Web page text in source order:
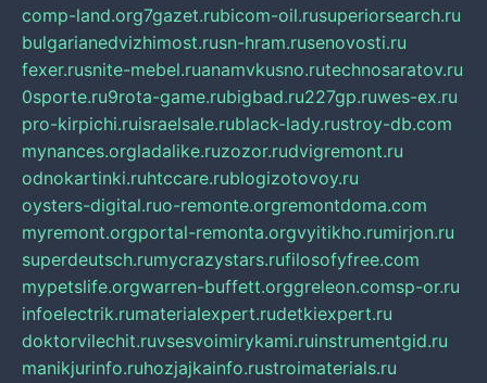
comp-land.org7gazet.rubicom-oil.rusuperiorsearch.ru
bulgarianedvizhimost.rusn-hram.rusenovosti.ru
fexer.rusnite-mebel.ruanamvkusno.rutechnosaratov.ru
0sporte.ru9rota-game.rubigbad.ru227gp.ruwes-ex.ru
pro-kirpichi.ruisraelsale.rublack-lady.rustroy-db.com
mynances.orgladalike.ruzozor.rudvigremont.ru
odnokartinki.ruhtccare.rublogizotovoy.ru
oysters-digital.ruo-remonte.orgremontdoma.com
myremont.orgportal-remonta.orgvyitikho.rumirjon.ru
superdeutsch.rumycrazystars.rufilosofyfree.com
mypetslife.orgwarren-buffett.orggreleon.comsp-or.ru
infoelectrik.rumaterialexpert.rudetkiexpert.ru
doktorvilechit.ruvsesvoimirykami.ruinstrumentgid.ru
manikjurinfo.ruhozjajkainfo.rustroimaterials.ru